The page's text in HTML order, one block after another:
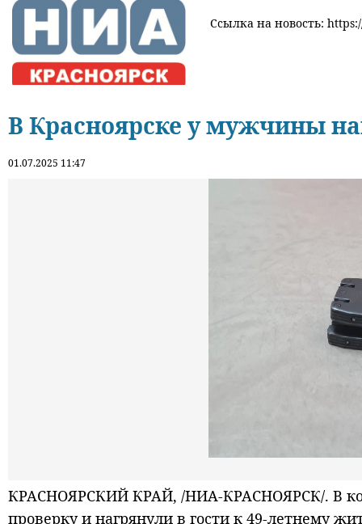
Ссылка на новость:
В Красноярске у мужчины
01.07.2025 11:47
КРАСНОЯРСКИЙ КРАЙ, /НИА-КРАСНОЯРСК/. В
проверку и нагрянули в гости к 49-летнему